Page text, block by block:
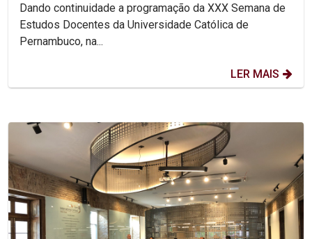
Dando continuidade a programação da XXX Semana de
Estudos Docentes da Universidade Católica de
Pernambuco, na...
LER MAIS